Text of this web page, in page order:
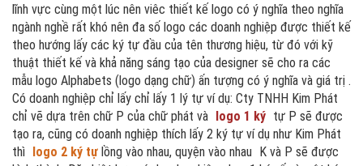
lĩnh vực cùng một lúc nên viêc thiết kế logo có ý nghĩa theo nghĩa
ngành nghề rất khó nên đa số logo các doanh nghiệp được thiết kế
theo hướng lấy các ký tự đầu của tên thương hiệu, từ đó với kỹ
thuật thiết kế và khả năng sáng tạo của designer sẽ cho ra các
mẫu logo Alphabets (logo dạng chữ) ấn tượng có ý nghĩa và giá trị .
Có doanh nghiệp chỉ lấy chỉ lấy 1 lý tự ví dụ: Cty TNHH Kim Phát
chỉ vẽ dựa trên chữ P của chữ phát và
logo 1 ký tự P sẽ được
tạo ra, cũng có doanh nghiệp thích lấy 2 ký tự ví dụ như Kim Phát
thì
logo 2 ký tự lồng vào nhau, quyện vào nhau
K và P sẽ được